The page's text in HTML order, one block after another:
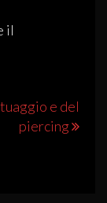
il
e del
piercing